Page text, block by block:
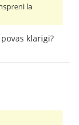
la
klarigi?